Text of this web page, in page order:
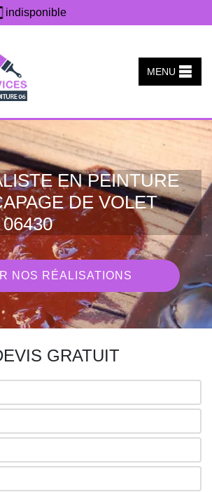
indisponible
MENU
EN PEINTURE
DE VOLET
NOS RÉALISATIONS
GRATUIT